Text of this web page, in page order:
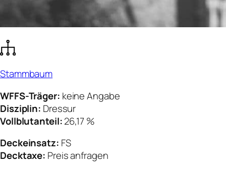
Stammbaum
WFFS-Träger: keine Angabe
Disziplin: Dressur
Vollblutanteil:26,17 %
Deckeinsatz: FS
Decktaxe: Preis anfragen